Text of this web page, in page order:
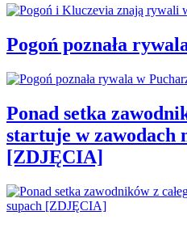
Pogoń poznała
Ponad setka
startuje w zawodach
[ZDJĘCIA]